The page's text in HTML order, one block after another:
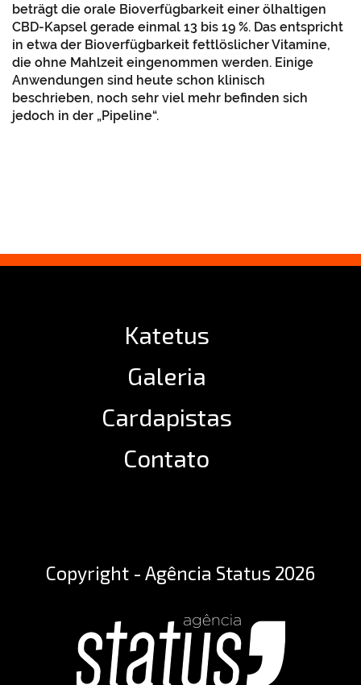
beträgt die orale Bioverfügbarkeit einer ölhaltigen
CBD-Kapsel gerade einmal 13 bis 19 %. Das entspricht
in etwa der Bioverfügbarkeit fettlöslicher Vitamine,
die ohne Mahlzeit eingenommen werden. Einige
Anwendungen sind heute schon klinisch
beschrieben, noch sehr viel mehr befinden sich
jedoch in der „Pipeline“.
Katetus
Galeria
Cardapistas
Contato
Copyright - Agência Status 2026